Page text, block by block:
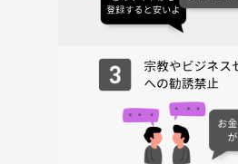
ベンチからの風景を楽しんでみませんか？
のお手伝いもぜひ。
★チュウナマイツ概要★
選手自体は男性23歳から44歳まで、